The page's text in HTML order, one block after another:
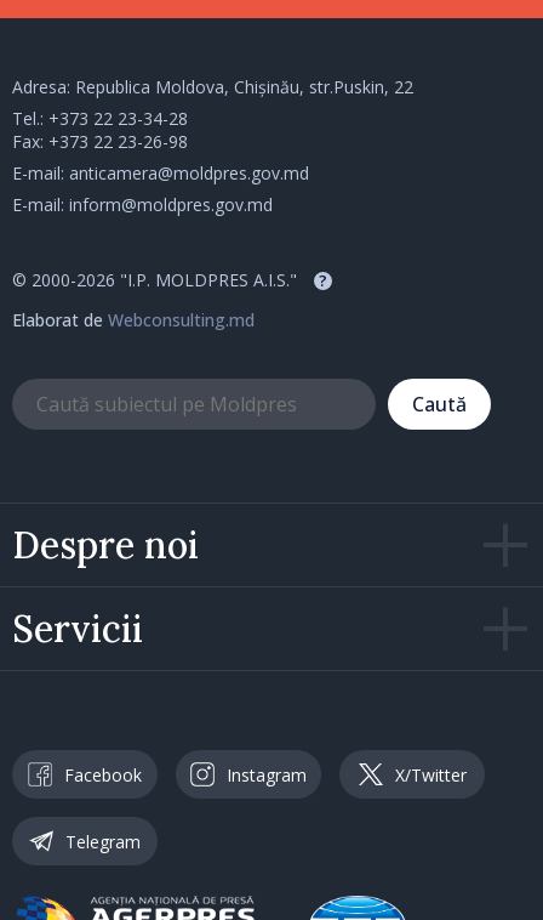
Despre noi
Servicii
Adresa: Republica Moldova, Chișinău, str.Puskin, 22
Tel.: +373 22 23-34-28
Fax: +373 22 23-26-98
E-mail: anticamera@moldpres.gov.md
E-mail: inform@moldpres.gov.md
© 2000-2026 "I.P. MOLDPRES A.I.S." ?
Elaborat de Webconsulting.md
Caută
Facebook Instagram X/Twitter
Telegram